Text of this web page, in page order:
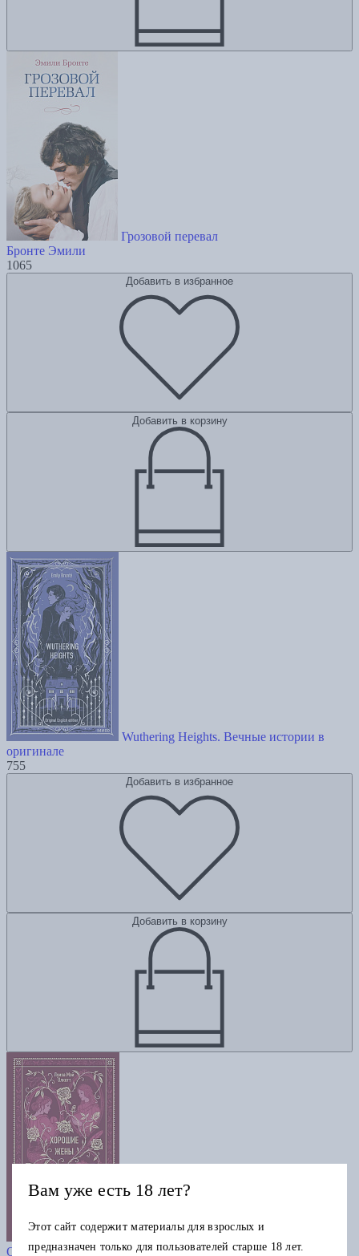
Грозовой перевал
Бронте Эмили
1065
Добавить в избранное
Добавить в корзину
Wuthering Heights. Вечные истории в
оригинале
755
Добавить в избранное
Добавить в корзину
Хорошие жены. Вечные истории
Олкотт Л.М.
Вам уже есть 18 лет?
Этот сайт содержит материалы для взрослых и
предназначен только для пользователей старше 18 лет.